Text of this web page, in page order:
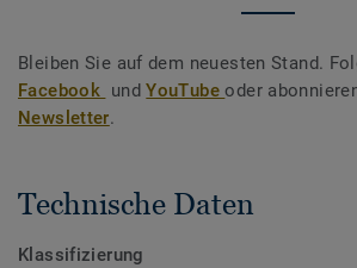
Bleiben Sie auf dem neuesten Stand.
Facebook undYouTubeoder
Newsletter.
Technische Daten
Klassifizierung